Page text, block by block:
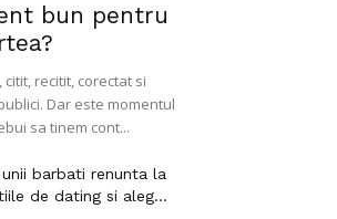
bun pentru
recitit, corectat si
Dar este momentul
sa tinem cont...
barbati renunta la
de dating si aleg...